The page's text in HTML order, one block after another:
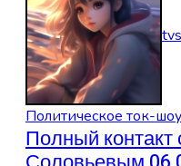
Политическое ток-шоу
Полный